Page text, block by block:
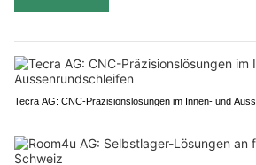
Tecra AG: CNC-Präzisionslösungen im Innen- und